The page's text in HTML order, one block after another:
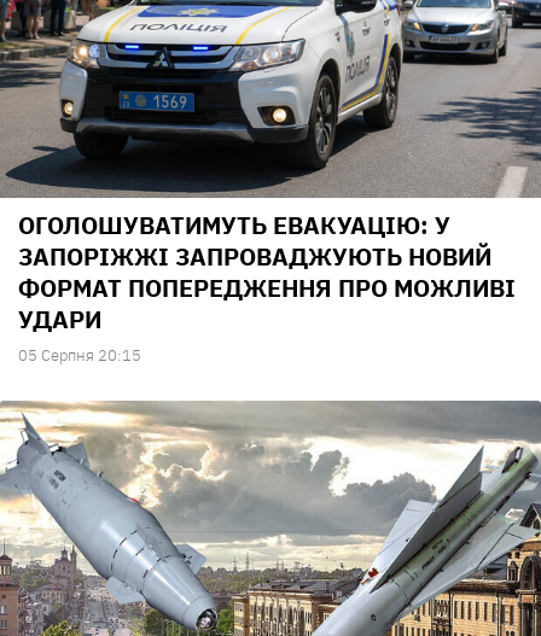
ОГОЛОШУВАТИМУТЬ ЕВАКУАЦІЮ: У
ЗАПОРІЖЖІ ЗАПРОВАДЖУЮТЬ НОВИЙ
ФОРМАТ ПОПЕРЕДЖЕННЯ ПРО МОЖЛИВІ
УДАРИ
05 Серпня 20:15